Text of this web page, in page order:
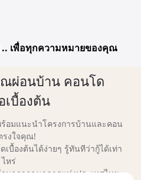
.. เพื่อทุกความหมายของคุณ
ผ่อนบ้าน คอนโด
เบื้องต้น
มแนะนำโครงการบ้านและคอน
รงใจคุณ!
บื้องต้นได้ง่ายๆ รู้ทันทีว่ากู้ได้เท่า
ไหร่
มูลจากธนาคารแห่งประเทศไทย